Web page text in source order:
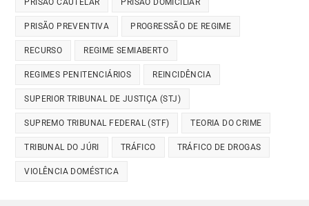
PRISÃO PREVENTIVA PROGRESSÃO DE REGIME
RECURSO REGIME SEMIABERTO
REGIMES PENITENCIÁRIOS REINCIDÊNCIA
SUPERIOR TRIBUNAL DE JUSTIÇA (STJ)
SUPREMO TRIBUNAL FEDERAL (STF) TEORIA DO CRIME
TRIBUNAL DO JÚRI TRÁFICO TRÁFICO DE DROGAS
VIOLÊNCIA DOMÉSTICA